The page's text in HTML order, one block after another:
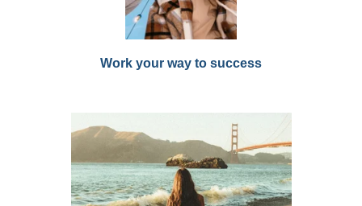
Work your way to success